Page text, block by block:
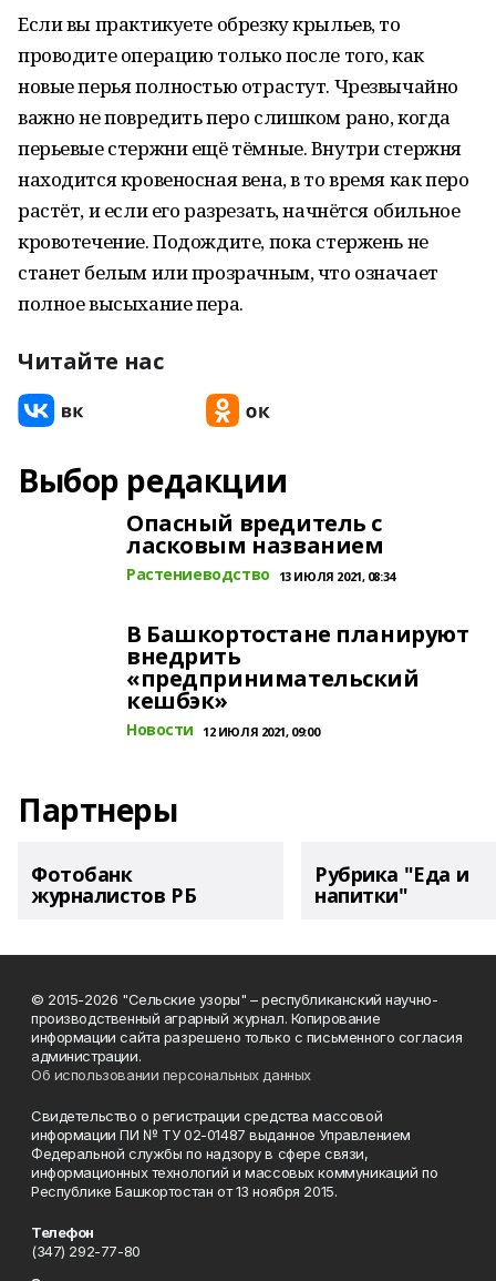
Если вы практикуете обрезку крыльев, то
проводите операцию только после того, как
новые перья полностью отрастут. Чрезвычайно
важно не повредить перо слишком рано, когда
перьевые стержни ещё тёмные. Внутри стержня
находится кровеносная вена, в то время как перо
растёт, и если его разрезать, начнётся обильное
кровотечение. Подождите, пока стержень не
станет белым или прозрачным, что означает
полное высыхание пера.
Читайте нас
Выбор редакции
Опасный вредитель с
ласковым названием
Растениеводство 13 ИЮЛЯ 2021, 08:34
В Башкортостане планируют
внедрить
«предпринимательский
кешбэк»
Новости 12 ИЮЛЯ 2021, 09:00
Партнеры
Фотобанк
журналистов РБ
Рубрика "Еда и
напитки"
© 2015-2026 "Сельские узоры" – республиканский научно-
производственный аграрный журнал. Копирование
информации сайта разрешено только с письменного согласия
администрации.
Об использовании персональных данных
Свидетельство о регистрации средства массовой
информации ПИ № ТУ 02-01487 выданное Управлением
Федеральной службы по надзору в сфере связи,
информационных технологий и массовых коммуникаций по
Республике Башкортостан от 13 ноября 2015.
Телефон
(347) 292-77-80